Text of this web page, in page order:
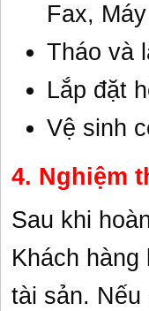
Fax,
Tháo và
Lắp đặt
Vệ sinh
4. Nghiệm
Sau khi
Khách
tài sản.